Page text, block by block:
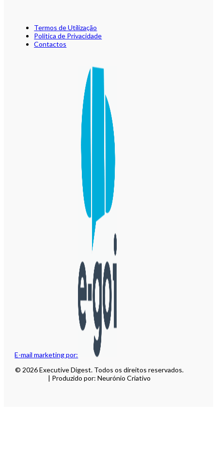
E-mail marketing por:
Termos de Utilização
Política de Privacidade
Contactos
© 2026 Executive Digest. Todos os direitos reservados.
| Produzido por: Neurónio Criativo